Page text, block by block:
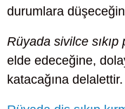
durumlara
Rüyada sivilce sıkıp
elde edeceğine,
katacağına delalettir.